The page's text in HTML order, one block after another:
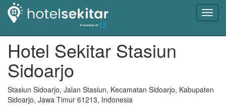
Hotel Sekitar Stasiun
Sidoarjo
Stasiun Sidoarjo, Jalan Stasiun, Kecamatan Sidoarjo, Kabupaten
Sidoarjo, Jawa Timur 61213, Indonesia